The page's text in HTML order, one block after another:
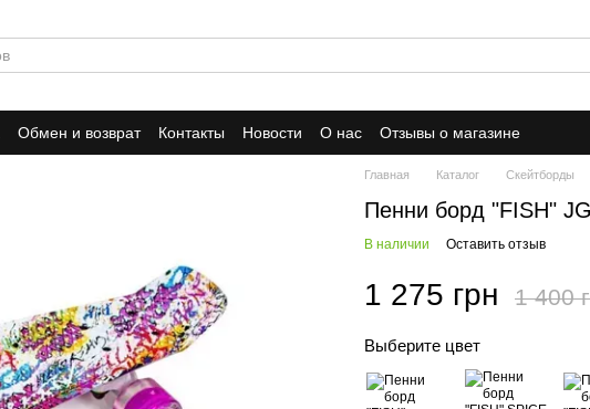
Обмен и возврат Контакты Новости О нас Отзывы о магазине
Главная Каталог Скейтборды
Пенни борд "FISH"
В наличии Оставить отзыв
1 275 грн 1 400
Выберите цвет